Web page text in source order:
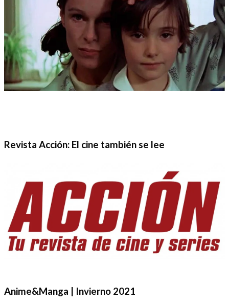
Revista Acción: El cine también se lee
Anime&Manga | Invierno 2021